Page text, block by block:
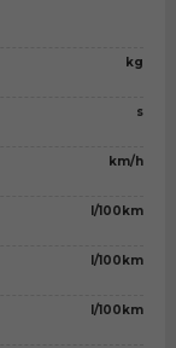
kg
s
km/h
l/100km
l/100km
l/100km